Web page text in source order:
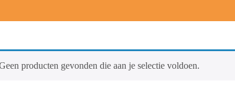
producten gevonden die aan je selectie voldoen.